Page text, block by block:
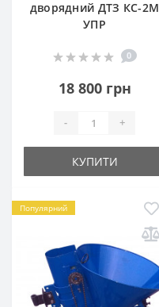
дворядний ДТЗ КС-2М
УПР
0
18 800 грн
- +
КУПИТИ
Популярний